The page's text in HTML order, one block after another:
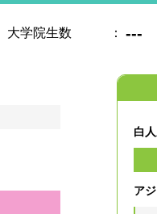
大学院生数 ： ---
白
ア